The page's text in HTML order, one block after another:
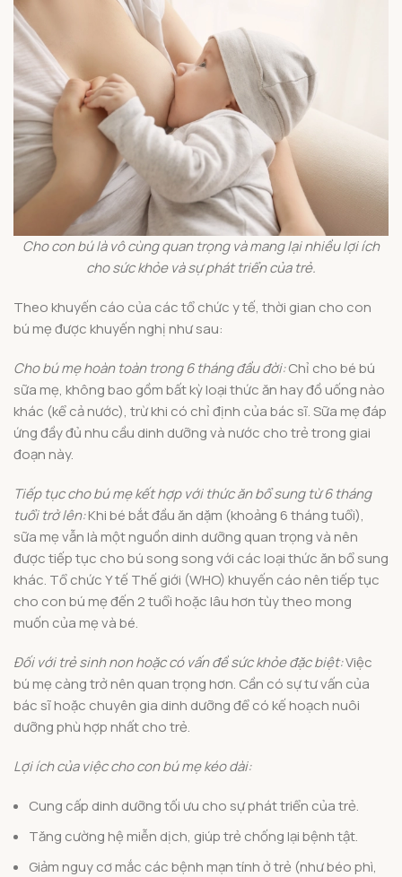
Cho con bú là vô cùng quan trọng và mang lại nhiều lợi ích
cho sức khỏe và sự phát triển của trẻ.
Theo khuyến cáo của các tổ chức y tế, thời gian cho con
bú mẹ được khuyến nghị như sau:
Cho bú mẹ hoàn toàn trong 6 tháng đầu đời:Chỉ cho bé bú
sữa mẹ, không bao gồm bất kỳ loại thức ăn hay đồ uống nào
khác (kể cả nước), trừ khi có chỉ định của bác sĩ. Sữa mẹ đáp
ứng đầy đủ nhu cầu dinh dưỡng và nước cho trẻ trong giai
đoạn này.
Tiếp tục cho bú mẹ kết hợp với thức ăn bổ sung từ 6 tháng
tuổi trở lên:Khi bé bắt đầu ăn dặm (khoảng 6 tháng tuổi),
sữa mẹ vẫn là một nguồn dinh dưỡng quan trọng và nên
được tiếp tục cho bú song song với các loại thức ăn bổ sung
khác. Tổ chức Y tế Thế giới (WHO) khuyến cáo nên tiếp tục
cho con bú mẹ đến 2 tuổi hoặc lâu hơn tùy theo mong
muốn của mẹ và bé.
Đối với trẻ sinh non hoặc có vấn đề sức khỏe đặc biệt:Việc
bú mẹ càng trở nên quan trọng hơn. Cần có sự tư vấn của
bác sĩ hoặc chuyên gia dinh dưỡng để có kế hoạch nuôi
dưỡng phù hợp nhất cho trẻ.
Lợi ích của việc cho con bú mẹ kéo dài:
Cung cấp dinh dưỡng tối ưu cho sự phát triển của trẻ.
Tăng cường hệ miễn dịch, giúp trẻ chống lại bệnh tật.
Giảm nguy cơ mắc các bệnh mạn tính ở trẻ (như béo phì,